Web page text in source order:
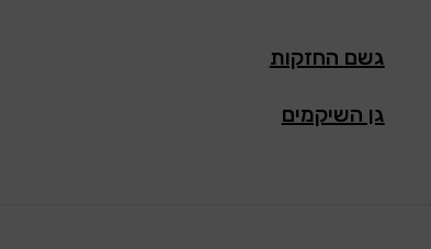
גשם החזקות
גן השיקמים